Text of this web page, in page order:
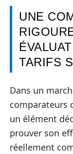
UNE
TARIFS
Dans un
comparateurs
un élément
prouver son
réellement